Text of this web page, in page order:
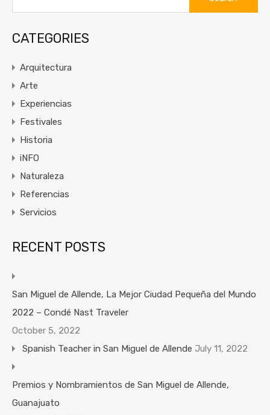
CATEGORIES
Arquitectura
Arte
Experiencias
Festivales
Historia
iNFO
Naturaleza
Referencias
Servicios
RECENT POSTS
San Miguel de Allende, La Mejor Ciudad Pequeña del Mundo
2022 – Condé Nast Traveler
October 5, 2022
Spanish Teacher in San Miguel de Allende July 11, 2022
Premios y Nombramientos de San Miguel de Allende,
Guanajuato